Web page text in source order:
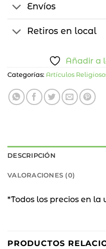
Envíos
Retiros en local
Añadir a
Categorías: Artículos
DESCRIPCIÓN
VALORACIONES (0)
*Todos los precios en
PRODUCTOS OFF